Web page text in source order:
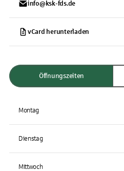
info@ksk-fds.de
vCard herunterladen
Öffnungszeiten
Montag
Dienstag
Mittwoch